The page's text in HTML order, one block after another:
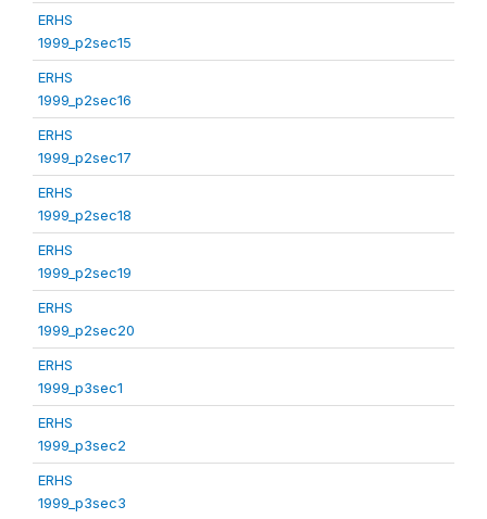
ERHS
1999_p2sec15
ERHS
1999_p2sec16
ERHS
1999_p2sec17
ERHS
1999_p2sec18
ERHS
1999_p2sec19
ERHS
1999_p2sec20
ERHS
1999_p3sec1
ERHS
1999_p3sec2
ERHS
1999_p3sec3